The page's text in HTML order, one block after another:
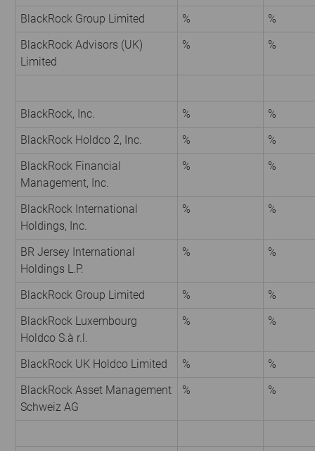
BlackRock Group Limited %
%
BlackRock Advisors (UK)
Limited
% %
BlackRock, Inc. %
%
BlackRock Holdco 2, Inc.
%
%
BlackRock Financial
Management, Inc.
% %
BlackRock International
Holdings, Inc.
% %
BR Jersey International
Holdings L.P.
% %
BlackRock Group Limited %
%
BlackRock Luxembourg
Holdco S.à r.l.
% %
BlackRock UK Holdco Limited %
%
BlackRock Asset Management
Schweiz AG
% %